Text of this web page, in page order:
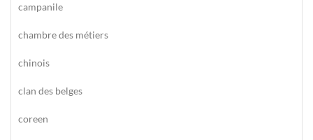
campanile
chambre des métiers
chinois
clan des belges
coreen